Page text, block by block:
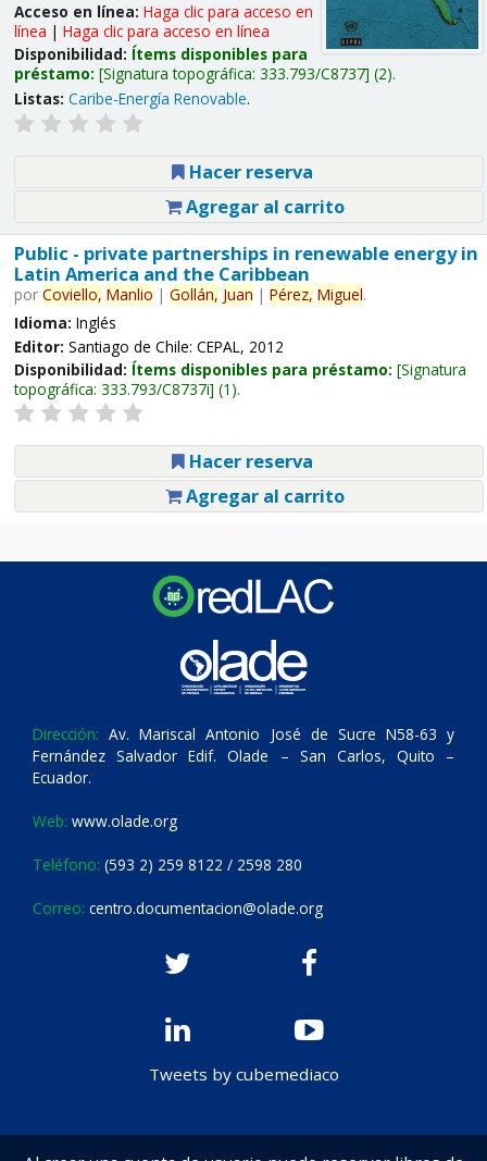
Acceso en línea: Haga clic para acceso en
línea | Haga clic para acceso en línea
Disponibilidad: Ítems disponibles para
préstamo: Signatura topográfica: 333.793/C8737 (2).
Listas: Caribe-Energía Renovable.
Hacer reserva
Agregar al carrito
Public - private partnerships in renewable energy in
Latin America and the Caribbean
por Coviello, Manlio | Gollán, Juan | Pérez, Miguel.
Idioma: Inglés
Editor: Santiago de Chile: CEPAL, 2012
Disponibilidad: Ítems disponibles para préstamo: Signatura
topográfica: 333.793/C8737i (1).
Hacer reserva
Agregar al carrito
Dirección: Av. Mariscal Antonio José de Sucre N58-63 y
Fernández Salvador Edif. Olade – San Carlos, Quito –
Ecuador.
Web: www.olade.org
Teléfono: (593 2) 259 8122 / 2598 280
Correo: centro.documentacion@olade.org
Tweets by cubemediaco